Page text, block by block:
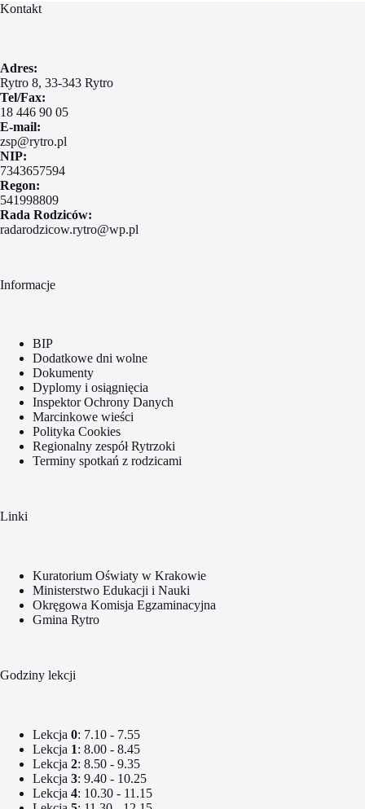
Kontakt
Adres:
Rytro 8, 33-343 Rytro
Tel/Fax:
18 446 90 05
E-mail:
zsp@rytro.pl
NIP:
7343657594
Regon:
541998809
Rada Rodziców:
radarodzicow.rytro@wp.pl
Informacje
BIP
Dodatkowe dni wolne
Dokumenty
Dyplomy i osiągnięcia
Inspektor Ochrony Danych
Marcinkowe wieści
Polityka Cookies
Regionalny zespół Rytrzoki
Terminy spotkań z rodzicami
Linki
Kuratorium Oświaty w Krakowie
Ministerstwo Edukacji i Nauki
Okręgowa Komisja Egzaminacyjna
Gmina Rytro
Godziny lekcji
Lekcja 0: 7.10 - 7.55
Lekcja 1: 8.00 - 8.45
Lekcja 2: 8.50 - 9.35
Lekcja 3: 9.40 - 10.25
Lekcja 4: 10.30 - 11.15